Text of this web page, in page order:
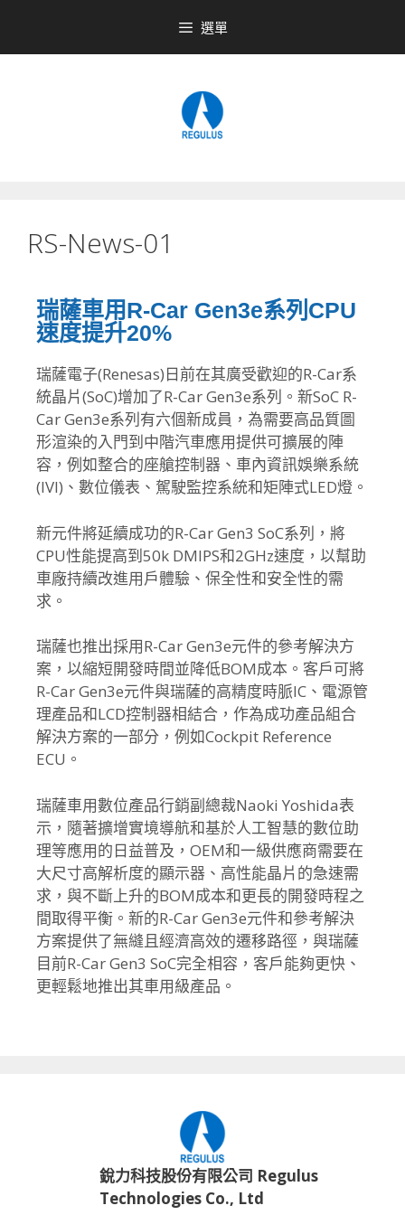
選單
RS-News-01
瑞薩車用R-Car Gen3e系列CPU
速度提升20%
瑞薩電子(Renesas)日前在其廣受歡迎的R-Car系
統晶片(SoC)增加了R-Car Gen3e系列。新SoC R-
Car Gen3e系列有六個新成員， 為需要高品質圖
形渲染的入門到中階汽車應用提供可擴展的陣
容， 例如整合的座艙控制器、車內資訊娛樂系統
(IVI)、數位儀表、 駕駛監控系統和矩陣式LED燈。
新元件將延續成功的R-Car Gen3 SoC系列，將
CPU性能提高到50k DMIPS和2GHz速度，以幫助
車廠持續改進用戶體驗、 保全性和安全性的需
求。
瑞薩也推出採用R-Car Gen3e元件的參考解決方
案， 以縮短開發時間並降低BOM成本。客戶可將
R-Car Gen3e元件與瑞薩的高精度時脈IC、 電源管
理產品和LCD控制器相結合， 作為成功產品組合
解決方案的一部分，例如Cockpit Reference
ECU。
瑞薩車用數位產品行銷副總裁Naoki Yoshida表
示， 隨著擴增實境導航和基於人工智慧的數位助
理等應用的日益普及， OEM和一級供應商需要在
大尺寸高解析度的顯示器、 高性能晶片的急速需
求， 與不斷上升的BOM成本和更長的開發時程之
間取得平衡。新的R-Car Gen3e元件和參考解決
方案提供了無縫且經濟高效的遷移路徑， 與瑞薩
目前R-Car Gen3 SoC完全相容，客戶能夠更快、
更輕鬆地推出其車用級產品。
銳力科技股份有限公司 Regulus
Technologies Co., Ltd